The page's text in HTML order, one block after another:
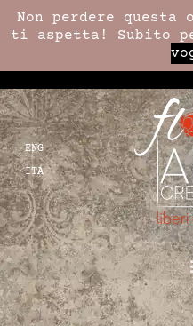
Non perdere
ti aspetta! Subito
ENG
ITA